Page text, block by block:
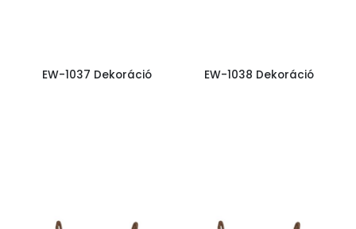
EW-1037 Dekoráció EW-1038 Dekoráció